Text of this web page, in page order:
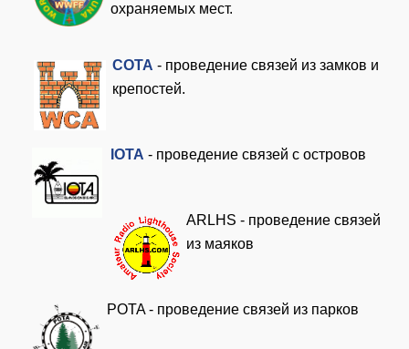
охраняемых мест.
COTA - проведение связей из замков и
крепостей.
OTA - проведение связей с островов
ARLHS - проведение связей
из маяков
POTA - проведение связей из парков